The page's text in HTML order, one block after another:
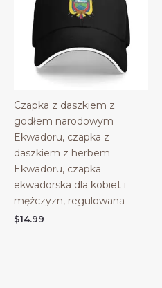
Czapka z daszkiem z
godłem narodowym
Ekwadoru, czapka z
daszkiem z herbem
Ekwadoru, czapka
ekwadorska dla kobiet i
mężczyzn, regulowana
$14.99